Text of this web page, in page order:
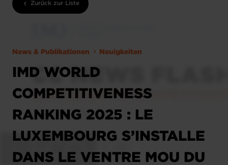
Zurück zur Liste
News & Publikationen Neuigkeiten
IMD WORLD
COMPETITIVENESS
RANKING 2025 : LE
LUXEMBOURG S’INSTALLE
DANS LE VENTRE MOU DU